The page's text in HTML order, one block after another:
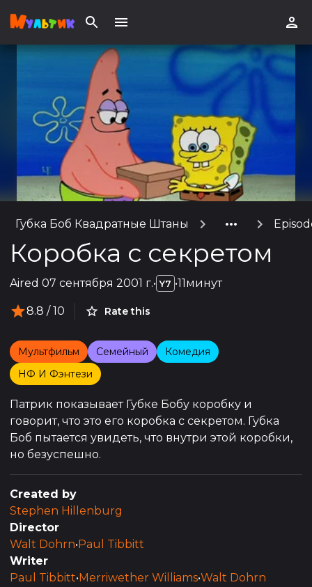
Губка Боб Квадратные Штаны
Коробка с секретом
Aired 07 сентября 2001 г.• Y7 •11минут
8.8 / 10 Rate this
Мультфильм Семейный
Комедия
НФ И Фэнтези
Патрик показывает Губке Бобу коробку и
говорит, что это его коробка с секретом. Губка
Боб пытается увидеть, что внутри этой коробки,
но безуспешно.
Created by
Stephen Hillenburg
Director
Walt Dohrn• Paul Tibbitt
Writer
Paul Tibbitt• Merriwether Williams•Walt Dohrn